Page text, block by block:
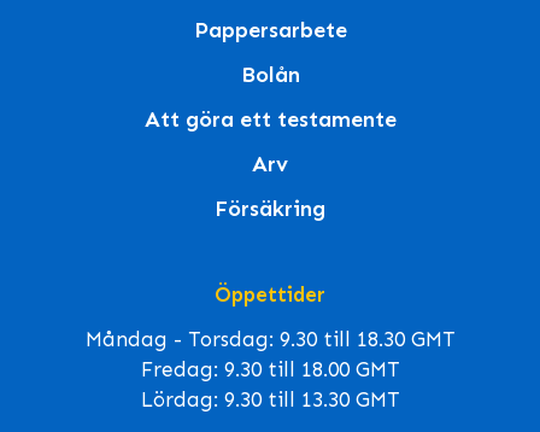
Pappersarbete
Bolån
Att göra ett testamente
Arv
Försäkring
Öppettider
Måndag - Torsdag: 9.30 till 18.30 GMT
Fredag: 9.30 till 18.00 GMT
Lördag: 9.30 till 13.30 GMT